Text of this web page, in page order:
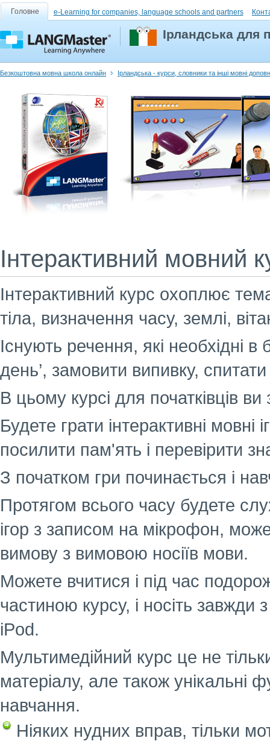
Головне e-Learning for companies, language schools and partners
Ірландська для
Безкоштовна мовна школа онлайн Ірландська - курси, словники та інші мовні
Інтерактивний мовний
Інтерактивний курс охоплює
тіла, визначення часу, землі,
Існують речення, які необхідні в
день’, замовити випивку,
В цьому курсі для початківців
Будете грати інтерактивні
посилити пам'ять і перевірити
З початком гри починається і
Протягом всього часу будете
ігор з записом на мікрофон,
вимову з вимовою носіїв мови.
Можете вчитися і під час
частиною курсу, і носіть
iPod.
Мультимедійний курс це не
матеріалу, але також унікальні
навчання.
Ніяких нудних вправ, тільки